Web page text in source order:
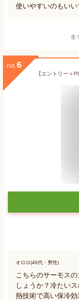
使いやすいのもいい
全
no. 6
オロロ(40代・男性)
こちらのサーモス
しょうか？冷たい
熱技術で高い保冷